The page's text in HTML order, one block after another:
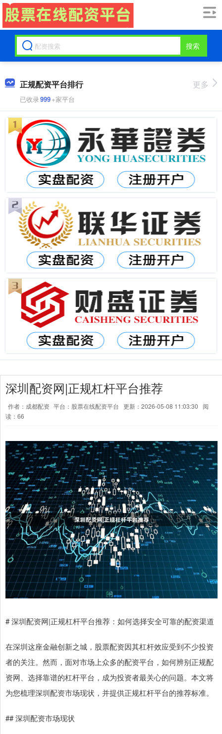
搜索
正规配资平台排行
已收录999+家平台
更多
深圳配资网|正规杠杆平台推荐
作者：成都配资 平台：股票在线配资平台 更新：2026-05-08 11:03:30
阅
读：66
# 深圳配资网|正规杠杆平台推荐：如何选择安全可靠的配资渠道
在深圳这座金融创新之城，股票配资因其杠杆效应受到不少投资
者的关注。然而，面对市场上众多的配资平台，如何辨别正规配
资网、选择靠谱的杠杆平台，成为投资者最关心的问题。本文将
为您梳理深圳配资市场现状，并提供正规杠杆平台的推荐标准。
## 深圳配资市场现状